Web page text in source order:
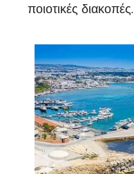
ποιοτικές διακοπές.